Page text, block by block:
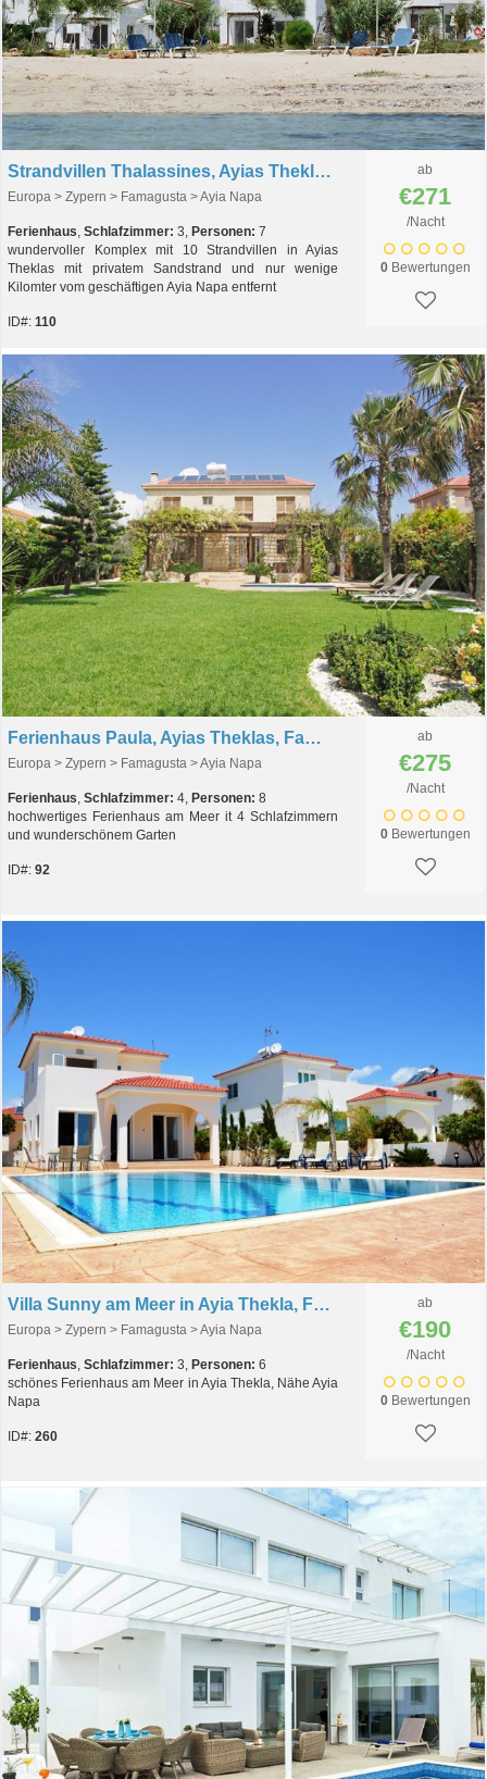
Strandvillen Thalassines, Ayias Theklas, Zypern
Europa > Zypern > Famagusta > Ayia Napa
Ferienhaus Schlafzimmer: 3, Personen: 7
wundervoller Komplex mit 10 Strandvillen in Ayias
Theklas mit privatem Sandstrand und nur wenige
Kilomter vom geschäftigen Ayia Napa entfernt
ID#: 110
ab
€271
/Nacht
0Bewertungen
Ferienhaus Paula, Ayias Theklas, Famagusta, Zypern
Europa > Zypern > Famagusta > Ayia Napa
Ferienhaus Schlafzimmer: 4, Personen: 8
hochwertiges Ferienhaus am Meer it 4 Schlafzimmern
und wunderschönem Garten
ID#: 92
ab
€275
/Nacht
0Bewertungen
Villa Sunny am Meer in Ayia Thekla, Famagusta, Zypern
Europa > Zypern > Famagusta > Ayia Napa
Ferienhaus Schlafzimmer: 3, Personen: 6
schönes Ferienhaus am Meer in Ayia Thekla, Nähe Ayia
Napa
ID#: 260
ab
€190
/Nacht
0Bewertungen